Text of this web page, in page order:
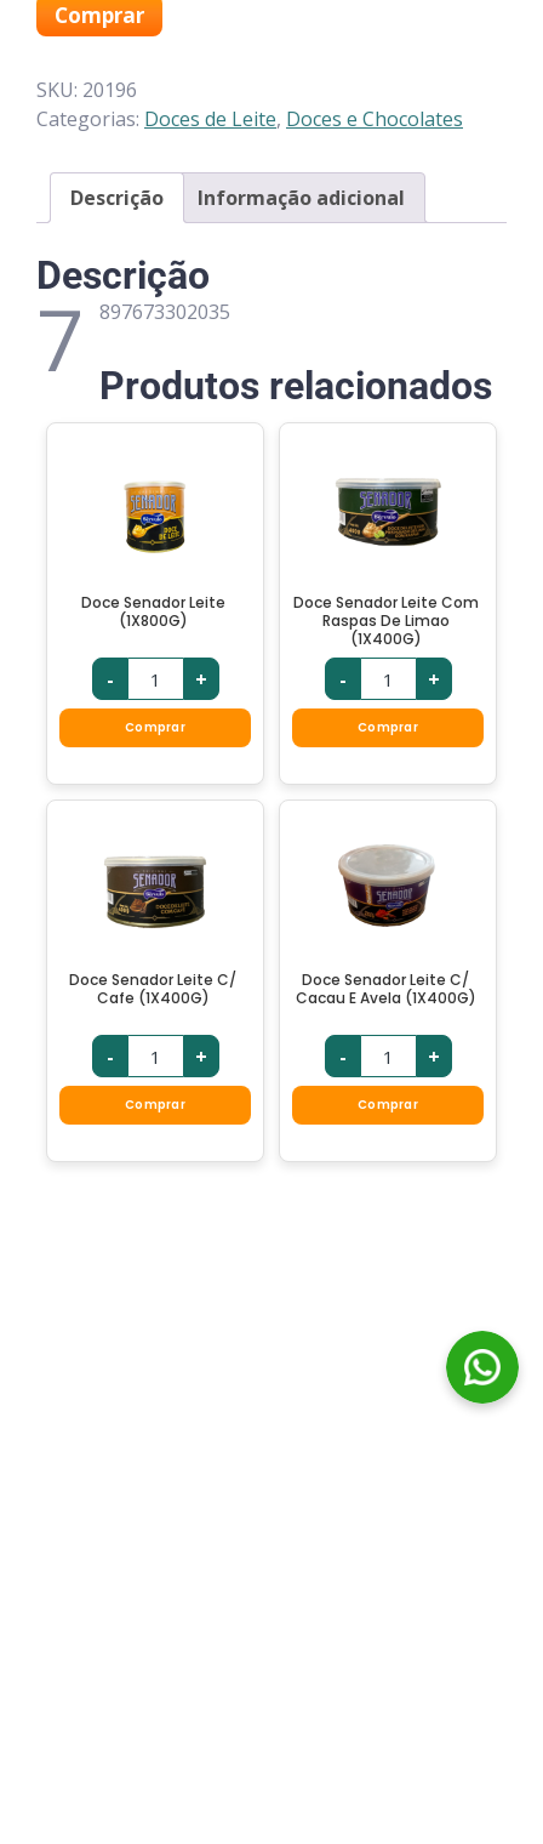
Comprar
SKU: 20196
Categorias: Doces de Leite, Doces e Chocolates
Descrição Informação adicional
Descrição
7 897673302035
Produtos relacionados
Doce Senador Leite
(1X800G)
- +
Comprar
Doce Senador Leite Com
Raspas De Limao
(1X400G)
- +
Comprar
Doce Senador Leite C/
Cafe (1X400G)
- +
Comprar
Doce Senador Leite C/
Cacau E Avela (1X400G)
- +
Comprar